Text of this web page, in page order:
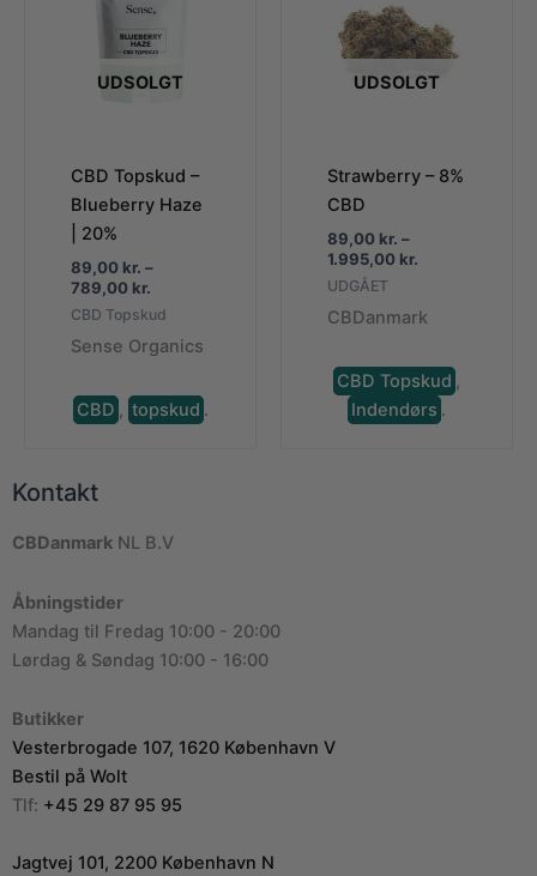
UDSOLGT
CBD Topskud –
Blueberry Haze
| 20%
89,00 kr. –
789,00 kr.
89,00 kr.
til
789,00 kr.
CBD Topskud
Sense Organics
CBD topskud .
UDSOLGT
Strawberry – 8%
CBD
89,00 kr. –
1.995,00 kr.
1.995,00 kr.
UDGÅET
CBDanmark
CBD Topskud
Indendørs .
Kontakt
CBDanmark NL B.V
Åbningstider
Mandag til Fredag 10:00 - 20:00
Lørdag & Søndag 10:00 - 16:00
Butikker
Vesterbrogade 107, 1620 København V
Bestil på Wolt
Tlf: +45 29 87 95 95
Jagtvej 101, 2200 København N